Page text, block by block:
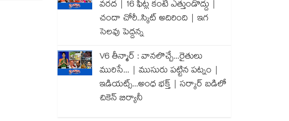
వరద | 16 ఫీట్ల కంటే ఎత్తుండొద్దు |
చందా చోరీ..స్కిట్ అదిరింది | ఇగ
సెలవు పెద్దన్న
V6 తీన్మార్ : వానలొచ్చే...రైతులు
మురిసే... | ముసురు పట్టిన పట్నం |
ఇడియట్స్...అంధ భక్త్ | సర్కార్ బడిలో
చికెన్ బిర్యానీ